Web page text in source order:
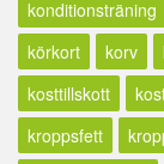
konditionsträning
körkort
korv
kosttillskott
kroppsfett